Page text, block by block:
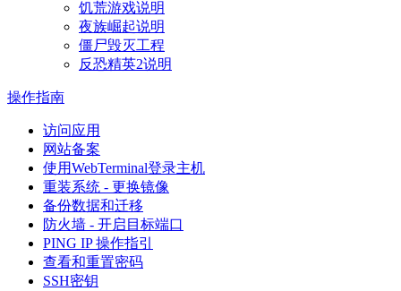
饥荒游戏说明
夜族崛起说明
僵尸毁灭工程
反恐精英2说明
操作指南
访问应用
网站备案
使用WebTerminal登录主机
重装系统 - 更换镜像
备份数据和迁移
防火墙 - 开启目标端口
PING IP 操作指引
查看和重置密码
SSH密钥